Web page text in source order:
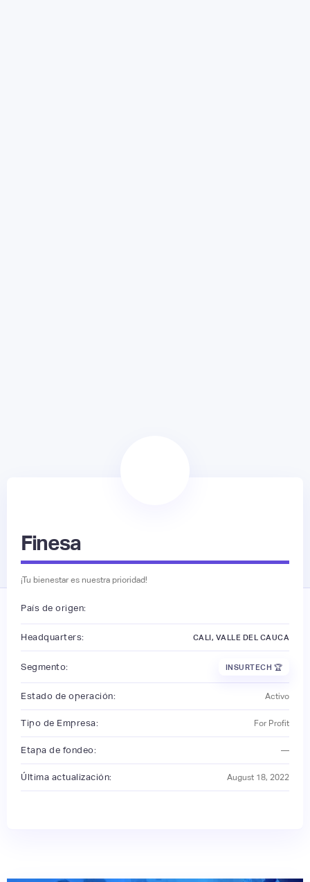
Finesa
¡Tu bienestar es nuestra prioridad!
País de origen:
Headquarters: CALI, VALLE DEL CAUCA
Segmento: INSURTECH 🏆
Estado de operación: Activo
Tipo de Empresa: For Profit
Etapa de fondeo: —
Última actualización: August 18, 2022